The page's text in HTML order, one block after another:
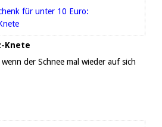
Knete
der Schnee mal wieder auf sich